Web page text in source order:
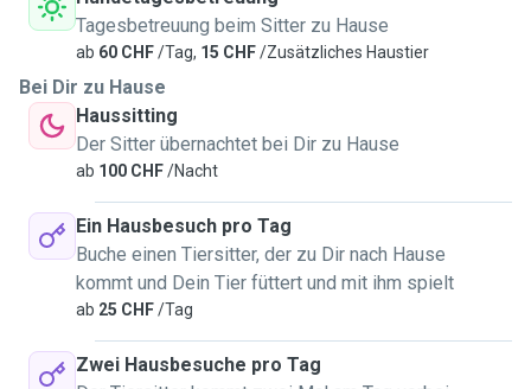
Tagesbetreuung beim Sitter zu Hause
ab 60 CHF/Tag, 15 CHF/Zusätzliches Haustier
Bei Dir zu Hause
Haussitting
Der Sitter übernachtet bei Dir zu Hause
ab 100 CHF/Nacht
Ein Hausbesuch pro Tag
Buche einen Tiersitter, der zu Dir nach Hause
kommt und Dein Tier füttert und mit ihm spielt
ab 25 CHF/Tag
Zwei Hausbesuche pro Tag